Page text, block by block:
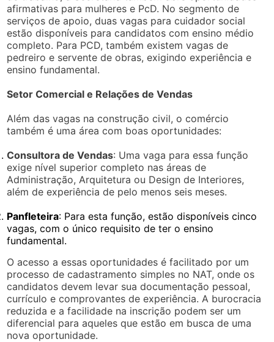
afirmativas para mulheres e PcD. No segmento de
serviços de apoio, duas vagas para cuidador social
estão disponíveis para candidatos com ensino médio
completo. Para PCD, também existem vagas de
pedreiro e servente de obras, exigindo experiência e
ensino fundamental.
Setor Comercial e Relações de Vendas
Além das vagas na construção civil, o comércio
também é uma área com boas oportunidades:
Consultora de Vendas: Uma vaga para essa função
exige nível superior completo nas áreas de
Administração, Arquitetura ou Design de Interiores,
além de experiência de pelo menos seis meses.
Panfleteira: Para esta função, estão disponíveis cinco
vagas, com o único requisito de ter o ensino
fundamental.
O acesso a essas oportunidades é facilitado por um
processo de cadastramento simples no NAT, onde os
candidatos devem levar sua documentação pessoal,
currículo e comprovantes de experiência. A burocracia
reduzida e a facilidade na inscrição podem ser um
diferencial para aqueles que estão em busca de uma
nova oportunidade.